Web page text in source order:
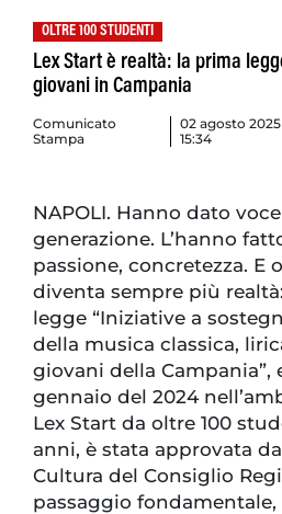
OLTRE 100 STUDENTI
Lex Start è realtà: la prima
giovani in Campania
Comunicato
Stampa
02 agosto 2025
15:34
NAPOLI. Hanno dato
generazione. L’hanno
passione, concretezza. E
diventa sempre più
legge “Iniziative a
della musica classica,
giovani della Campania”,
gennaio del 2024
Lex Start da oltre 100
anni, è stata approvata
Cultura del Consiglio
passaggio